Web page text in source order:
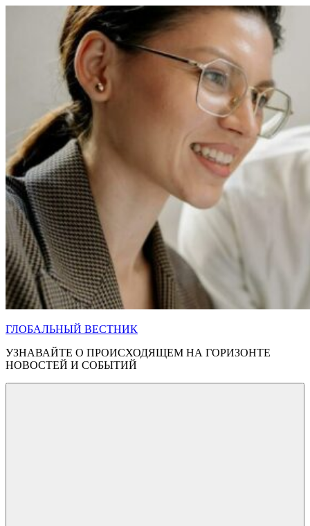
содержимому
ГЛОБАЛЬНЫЙ ВЕСТНИК
УЗНАВАЙТЕ О ПРОИСХОДЯЩЕМ НА ГОРИЗОНТЕ
НОВОСТЕЙ И СОБЫТИЙ